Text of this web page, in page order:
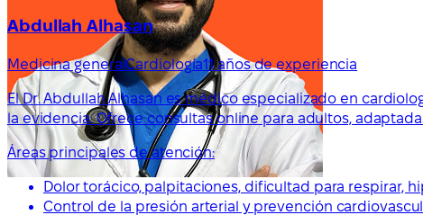
Abdullah Alhasan
Medicina generalCardiología11 años de experiencia
El Dr. Abdullah Alhasan es médico especializado en
la evidencia. Ofrece consultas online para adultos,
Áreas principales de atención:
Dolor torácico, palpitaciones, dificultad para respirar,
Control de la presión arterial y prevención